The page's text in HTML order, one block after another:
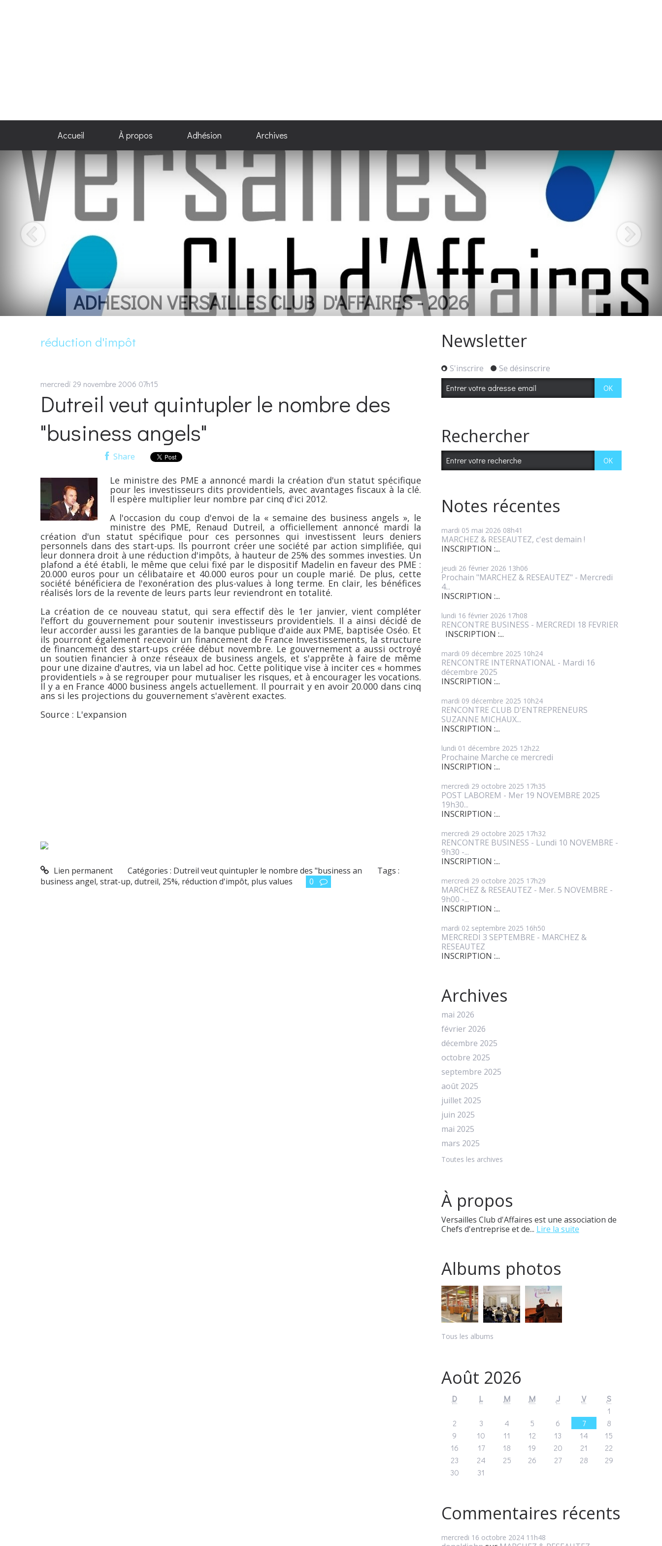
Accueil À propos Adhésion Archives
ADHESION VERSAILLES CLUB D'AFFAIRES - 2026
réduction d'impôt
mercredi 29 novembre 2006 07h15
Dutreil veut quintupler le nombre des
"business angels"
Share
Le ministre des PME a annoncé mardi la création d'un statut spécifique
pour les investisseurs dits providentiels, avec avantages fiscaux à la clé.
Il espère multiplier leur nombre par cinq d'ici 2012.
A l'occasion du coup d'envoi de la « semaine des business angels », le
ministre des PME, Renaud Dutreil, a officiellement annoncé mardi la
création d'un statut spécifique pour ces personnes qui investissent leurs deniers
personnels dans des start-ups. Ils pourront créer une société par action simplifiée, qui
leur donnera droit à une réduction d'impôts, à hauteur de 25% des sommes investies. Un
plafond a été établi, le même que celui fixé par le dispositif Madelin en faveur des PME :
20.000 euros pour un célibataire et 40.000 euros pour un couple marié. De plus, cette
société bénéficiera de l'exonération des plus-values à long terme. En clair, les bénéfices
réalisés lors de la revente de leurs parts leur reviendront en totalité.
La création de ce nouveau statut, qui sera effectif dès le 1er janvier, vient compléter
l'effort du gouvernement pour soutenir investisseurs providentiels. Il a ainsi décidé de
leur accorder aussi les garanties de la banque publique d'aide aux PME, baptisée Oséo. Et
ils pourront également recevoir un financement de France Investissements, la structure
de financement des start-ups créée début novembre. Le gouvernement a aussi octroyé
un soutien financier à onze réseaux de business angels, et s'apprête à faire de même
pour une dizaine d'autres, via un label ad hoc. Cette politique vise à inciter ces « hommes
providentiels » à se regrouper pour mutualiser les risques, et à encourager les vocations.
Il y a en France 4000 business angels actuellement. Il pourrait y en avoir 20.000 dans cinq
ans si les projections du gouvernement s'avèrent exactes.
Source : L'expansion
Lien permanent Catégories : Dutreil veut quintupler le nombre des "business an
Tags :
business angel, strat-up, dutreil, 25%, réduction d'impôt, plus values 0
Newsletter
S'inscrire Se désinscrire
Rechercher
Notes récentes
mardi 05 mai 2026 08h41
MARCHEZ & RESEAUTEZ, c'est demain !
INSCRIPTION :...
jeudi 26 février 2026 13h06
Prochain "MARCHEZ & RESEAUTEZ" - Mercredi
4...
INSCRIPTION :...
lundi 16 février 2026 17h08
RENCONTRE BUSINESS - MERCREDI 18 FEVRIER
INSCRIPTION :...
mardi 09 décembre 2025 10h24
RENCONTRE INTERNATIONAL - Mardi 16
décembre 2025
INSCRIPTION :...
mardi 09 décembre 2025 10h24
RENCONTRE CLUB D'ENTREPRENEURS
SUZANNE MICHAUX...
INSCRIPTION :...
lundi 01 décembre 2025 12h22
Prochaine Marche ce mercredi
INSCRIPTION :...
mercredi 29 octobre 2025 17h35
POST LABOREM - Mer 19 NOVEMBRE 2025
19h30...
INSCRIPTION :...
mercredi 29 octobre 2025 17h32
RENCONTRE BUSINESS - Lundi 10 NOVEMBRE -
9h30 -...
INSCRIPTION :...
mercredi 29 octobre 2025 17h29
MARCHEZ & RESEAUTEZ - Mer. 5 NOVEMBRE -
9h00 -...
INSCRIPTION :...
mardi 02 septembre 2025 16h50
MERCREDI 3 SEPTEMBRE - MARCHEZ &
RESEAUTEZ
INSCRIPTION :...
Archives
mai 2026
février 2026
décembre 2025
octobre 2025
septembre 2025
août 2025
juillet 2025
juin 2025
mai 2025
mars 2025
Toutes les archives
À propos
Versailles Club d'Affaires est une association de
Chefs d'entreprise et de... Lire la suite
Albums photos
Tous les albums
Août 2026
D L M M J V
S
1
2
3 4 5 6 7
8
9
10 11 12 13 14
15
16
17 18 19 20 21
22
23
24 25 26 27 28
29
30
31
Commentaires récents
mercredi 16 octobre 2024 11h48